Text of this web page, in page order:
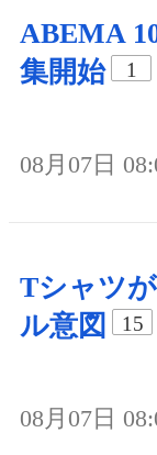
ABEMA
集開始
1
08月07日
Tシャツ
ル意図
15
08月07日